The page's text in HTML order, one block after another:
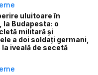
uluitoare în
la Budapesta: o
militară și
a doi soldați germani,
iveală de secetă